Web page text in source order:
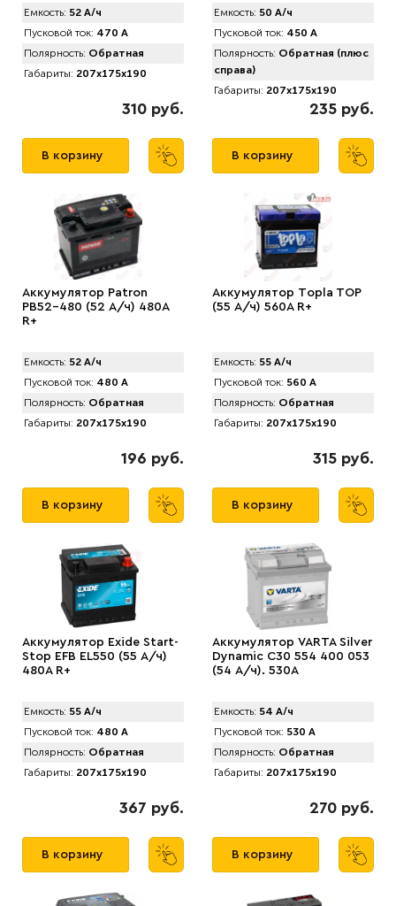
Емкость: 52 А/ч
Пусковой ток: 470 А
Полярность: Обратная
Габариты: 207x175x190
310 руб.
В корзину
Емкость: 50 А/ч
Пусковой ток: 450 А
Полярность: Обратная (плюс
справа)
Габариты: 207x175x190
235 руб.
В корзину
Аккумулятор Patron
PB52-480 (52 А/ч) 480A
R+
Емкость: 52 А/ч
Пусковой ток: 480 А
Полярность: Обратная
Габариты: 207x175x190
196 руб.
В корзину
Аккумулятор Tоpla TOP
(55 А/ч) 560A R+
Емкость: 55 А/ч
Пусковой ток: 560 А
Полярность: Обратная
Габариты: 207x175x190
315 руб.
В корзину
Аккумулятор Exide Start-
Stop EFB EL550 (55 А/ч)
480A R+
Емкость: 55 А/ч
Пусковой ток: 480 А
Полярность: Обратная
Габариты: 207x175x190
367 руб.
В корзину
Аккумулятор VARTA Silver
Dynamic C30 554 400 053
(54 А/ч). 530А
Емкость: 54 А/ч
Пусковой ток: 530 А
Полярность: Обратная
Габариты: 207x175x190
270 руб.
В корзину